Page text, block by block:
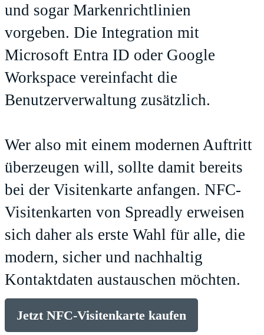
und sogar Markenrichtlinien
vorgeben. Die Integration mit
Microsoft Entra ID oder Google
Workspace vereinfacht die
Benutzerverwaltung zusätzlich.
Wer also mit einem modernen Auftritt
überzeugen will, sollte damit bereits
bei der Visitenkarte anfangen. NFC-
Visitenkarten von Spreadly erweisen
sich daher als erste Wahl für alle, die
modern, sicher und nachhaltig
Kontaktdaten austauschen möchten.
Jetzt NFC-Visitenkarte kaufen